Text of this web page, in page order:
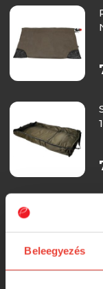
Beleegyezés